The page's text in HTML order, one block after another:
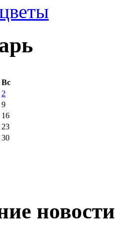
Вс
2
9
16
23
30
новости